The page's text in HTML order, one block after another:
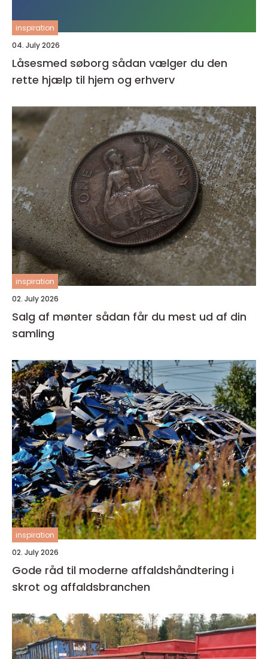
inspiration
04. July 2026
Låsesmed søborg sådan vælger du den
rette hjælp til hjem og erhverv
inspiration
02. July 2026
Salg af mønter sådan får du mest ud af din
samling
inspiration
02. July 2026
Gode råd til moderne affaldshåndtering i
skrot og affaldsbranchen